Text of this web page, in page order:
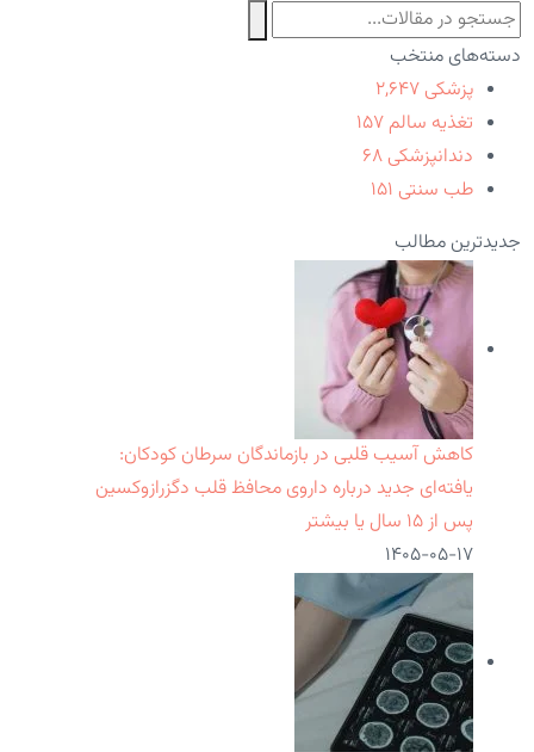
دسته‌های منتخب
پزشکی ۲,۶۴۷
تغذیه سالم ۱۵۷
دندانپزشکی ۶۸
طب سنتی ۱۵۱
جدیدترین مطالب
کاهش آسیب قلبی در بازماندگان سرطان کودکان:
یافته‌ای جدید درباره داروی محافظ قلب دگزرازوکسین
پس از ۱۵ سال یا بیشتر
۱۴۰۵-۰۵-۱۷